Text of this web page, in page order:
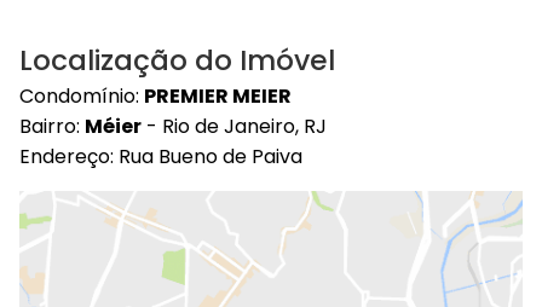
Localização do Imóvel
Condomínio: PREMIER MEIER
Bairro: Méier - Rio de Janeiro, RJ
Endereço: Rua Bueno de Paiva